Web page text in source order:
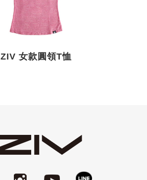
ZIV 女款圓領T恤